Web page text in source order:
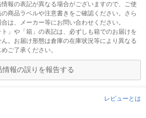
報の表記が異なる場合がございますので、ご使
商品ラベルや注意書きをご確認ください。さら
は、メーカー等にお問い合わせください。
」や「箱」の表記は、必ずしも箱でのお届けを
。お届け形態は倉庫の在庫状況等により異なる
ご了承ください。
情報の誤りを報告する
レビューとは